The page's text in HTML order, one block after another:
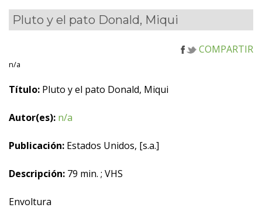
Pluto y el pato Donald, Miqui
COMPARTIR
n/a
Título: Pluto y el pato Donald, Miqui
Autor(es): n/a
Publicación: Estados Unidos, [s.a.]
Descripción: 79 min. ; VHS
Envoltura